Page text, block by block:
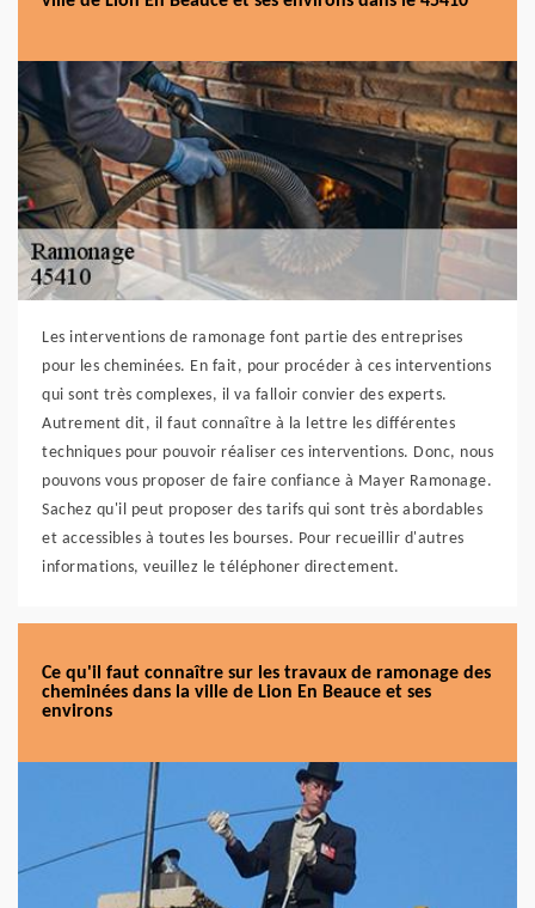
Les interventions de ramonage font partie des entreprises
pour les cheminées. En fait, pour procéder à ces interventions
qui sont très complexes, il va falloir convier des experts.
Autrement dit, il faut connaître à la lettre les différentes
techniques pour pouvoir réaliser ces interventions. Donc, nous
pouvons vous proposer de faire confiance à Mayer Ramonage.
Sachez qu'il peut proposer des tarifs qui sont très abordables
et accessibles à toutes les bourses. Pour recueillir d'autres
informations, veuillez le téléphoner directement.
Ce qu'il faut connaître sur les travaux de ramonage des
cheminées dans la ville de Lion En Beauce et ses
environs